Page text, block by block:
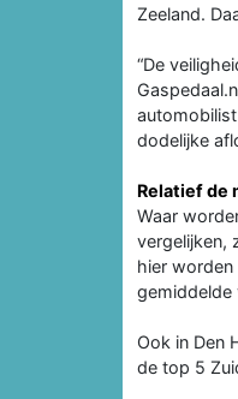
Zeeland.
“De
dodelijke
Relatief de
Waar
vergelijken,
hier
gemiddelde
Ook in Den
de top 5